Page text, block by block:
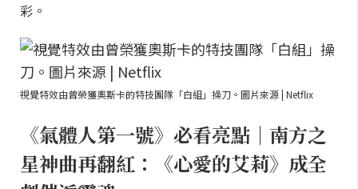
彩。
視覺特效由曾榮獲奧斯卡的特技團隊「白組」操刀。圖片來源 | Netflix
《氣體人第一號》必看亮點｜南方之
星神曲再翻紅：《心愛的艾莉》成全